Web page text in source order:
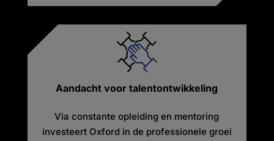
Aandacht voor talentontwikkeling
Via constante opleiding en mentoring
investeert Oxford in de professionele groei